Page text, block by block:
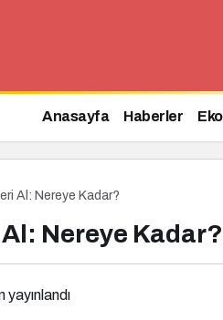
Anasayfa Haberler
Al: Nereye Kadar?
Nereye Kadar?
yayınlandı